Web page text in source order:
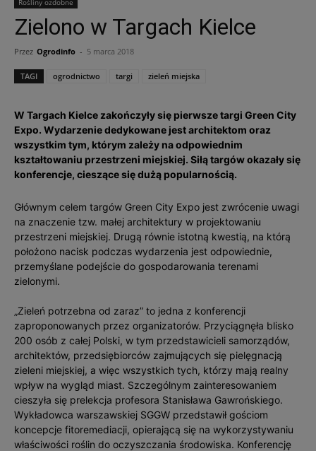
Rośliny ozdobne
Zielono w Targach Kielce
Przez Ogrodinfo - 5 marca 2018
TAGI ogrodnictwo targi zieleń miejska
W Targach Kielce zakończyły się pierwsze targi Green City
Expo. Wydarzenie dedykowane jest architektom oraz
wszystkim tym, którym zależy na odpowiednim
kształtowaniu przestrzeni miejskiej. Siłą targów okazały się
konferencje, cieszące się dużą popularnością.
Głównym celem targów Green City Expo jest zwrócenie uwagi
na znaczenie tzw. małej architektury w projektowaniu
przestrzeni miejskiej. Drugą równie istotną kwestią, na którą
położono nacisk podczas wydarzenia jest odpowiednie,
przemyślane podejście do gospodarowania terenami
zielonymi.
„Zieleń potrzebna od zaraz” to jedna z konferencji
zaproponowanych przez organizatorów. Przyciągnęła blisko
200 osób z całej Polski, w tym przedstawicieli samorządów,
architektów, przedsiębiorców zajmujących się pielęgnacją
zieleni miejskiej, a więc wszystkich tych, którzy mają realny
wpływ na wygląd miast. Szczególnym zainteresowaniem
cieszyła się prelekcja profesora Stanisława Gawrońskiego.
Wykładowca warszawskiej SGGW przedstawił gościom
koncepcje fitoremediacji, opierającą się na wykorzystywaniu
właściwości roślin do oczyszczania środowiska. Konferencję